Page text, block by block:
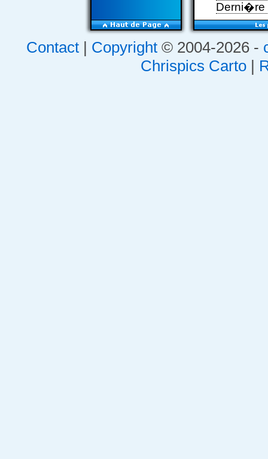
Derni�re
Contact| Copyright© 2004-2026 -
Chrispics Carto|